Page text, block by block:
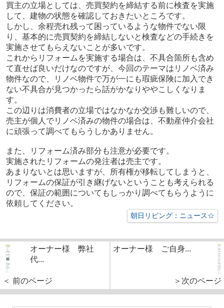
買主の立場としては、売買契約を締結する前に検査を実施
して、建物の状態を確認しておきたいところです。
しかし、余程売れ残って困っているような物件でない限
り、基本的に売買契約を締結しないと検査などの手続きを
実施させてもらえないことが多いです。
これからリフォームを実施する場合は、不具合箇所も含め
て直せば良いだけなのですが、今回のテーマはリノベ済み
物件なので、リノベ物件で万が一にも瑕疵保険に加入でき
ない不具合が見つかったら話がかなりややこしくなりま
す。
この辺りは消費者の立場ではなかなか交渉も難しいので、
売主が個人でリノベ済みの物件の場合は、不動産仲介会社
に頑張って調べてもらうしかありません。
また、リフォーム済み部分も注意が必要です。
実施されたリフォームの発注者は売主です。
あまりないとは思いますが、所有権が移転してしまうと、
リフォームの保証が引き継げないということも考えられる
ので、保証の範囲についてもしっかり調べてもらうように
依頼してください。
朝日リビング：ニュース☆
オーナー様 弊社
代...
＜ 前のページ
オーナー様 ご自身...
＞次のページ